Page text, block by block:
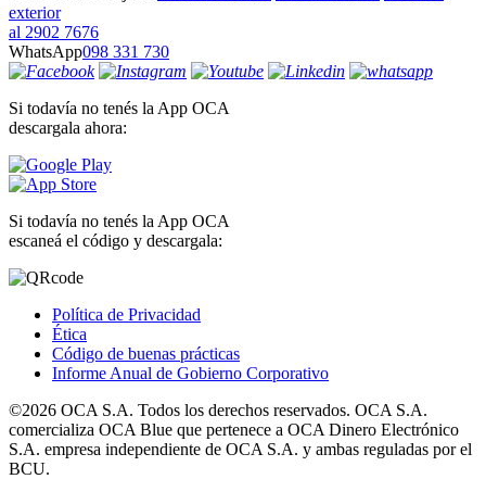
exterior
al 2902 7676
WhatsApp098 331 730
Si todavía no tenés la App OCA
descargala ahora:
Si todavía no tenés la App OCA
escaneá el código y descargala:
Política de Privacidad
Ética
Código de buenas prácticas
Informe Anual de Gobierno Corporativo
©2026 OCA S.A. Todos los derechos reservados. OCA S.A.
comercializa OCA Blue que pertenece a OCA Dinero Electrónico
S.A. empresa independiente de OCA S.A. y ambas reguladas por el
BCU.